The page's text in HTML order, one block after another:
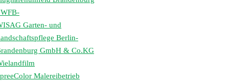
Garten- und
Berlin-
GmbH & Co.KG
Malereibetrieb